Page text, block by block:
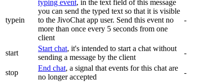
typein
typing event, in the text field of this message
you can send the typed text so that it is visible
to the JivoChat app user. Send this event no
more than once every 5 seconds from one
client
-
start
Start chat, it's intended to start a chat without
sending a message by the client
-
stop
End chat, a signal that events for this chat are
no longer accepted
-